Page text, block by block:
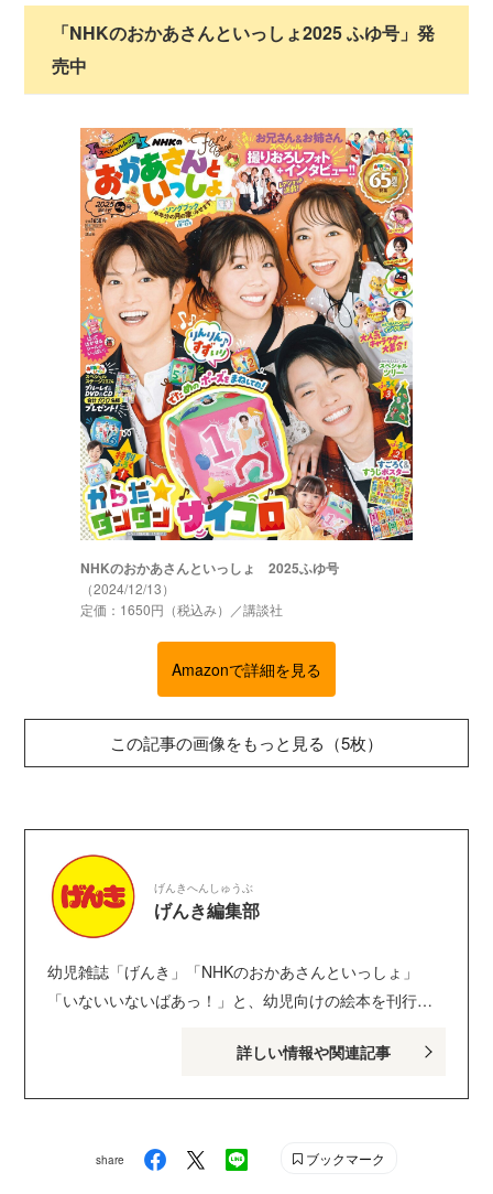
「NHKのおかあさんといっしょ2025 ふゆ号」発
売中
NHKのおかあさんといっしょ 2025ふゆ号
（2024/12/13）
定価：1650円（税込み）／講談社
Amazonで詳細を見る
この記事の画像をもっと見る（5枚）
げんきへんしゅうぶ
げんき編集部
幼児雑誌「げんき」「NHKのおかあさんといっしょ」
「いないいないばあっ！」と、幼児向けの絵本を刊行し
のお子さんがいるパパ・ママを中心に、おもしろくて役
詳しい情報や関連記事
share ブックマーク